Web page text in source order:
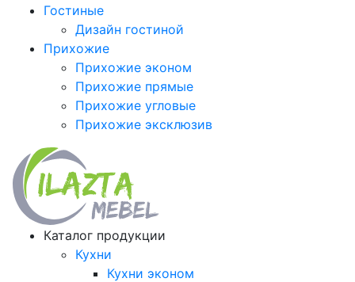
Гостиные
Дизайн гостиной
Прихожие
Прихожие эконом
Прихожие прямые
Прихожие угловые
Прихожие эксклюзив
Каталог продукции
Кухни
Кухни эконом